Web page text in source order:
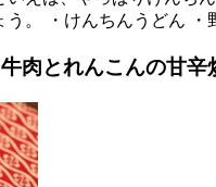
。 ・けんちんうどん
肉とれんこんの甘辛